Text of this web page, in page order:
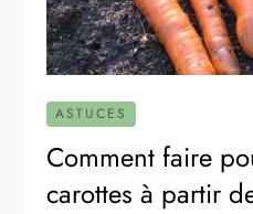
ASTUCES
Comment faire
carottes à partir